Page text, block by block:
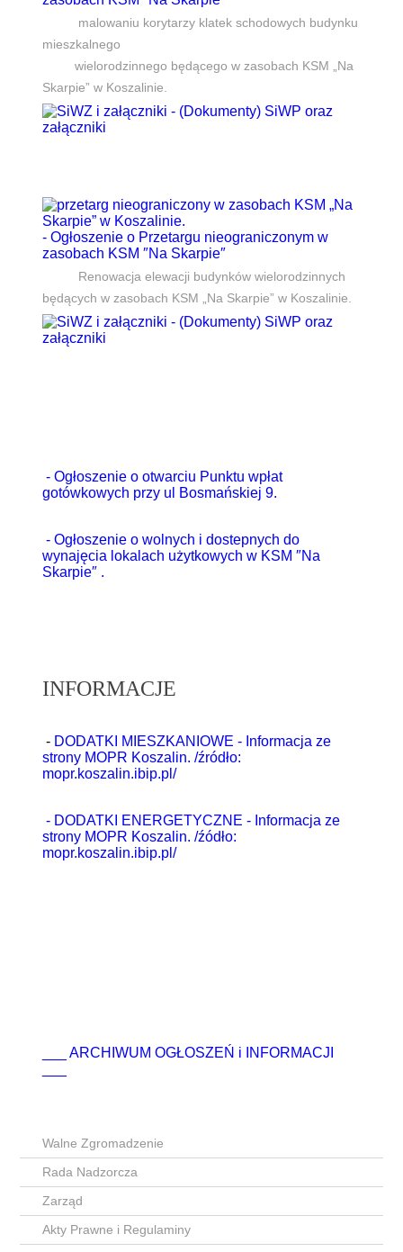
malowaniu korytarzy klatek schodowych budynku
mieszkalnego
wielorodzinnego będącego w zasobach KSM „Na
Skarpie” w Koszalinie.
- (Dokumenty) SiWP oraz
załączniki
- Ogłoszenie o Przetargu nieograniczonym w
zasobach KSM ″Na Skarpie″
Renowacja elewacji budynków wielorodzinnych
będących w zasobach KSM „Na Skarpie” w Koszalinie.
- (Dokumenty) SiWP oraz
załączniki
- Ogłoszenie o otwarciu Punktu wpłat
gotówkowych przy ul Bosmańskiej 9.
- Ogłoszenie o wolnych i dostepnych do
wynajęcia lokalach użytkowych w KSM ″Na
Skarpie″ .
INFORMACJE
- DODATKI MIESZKANIOWE - Informacja ze
strony MOPR Koszalin. /źródło:
mopr.koszalin.ibip.pl/
- DODATKI ENERGETYCZNE - Informacja ze
strony MOPR Koszalin. /źódło:
mopr.koszalin.ibip.pl/
___ ARCHIWUM OGŁOSZEŃ i INFORMACJI
Walne Zgromadzenie
Rada Nadzorcza
Zarząd
Akty Prawne i Regulaminy